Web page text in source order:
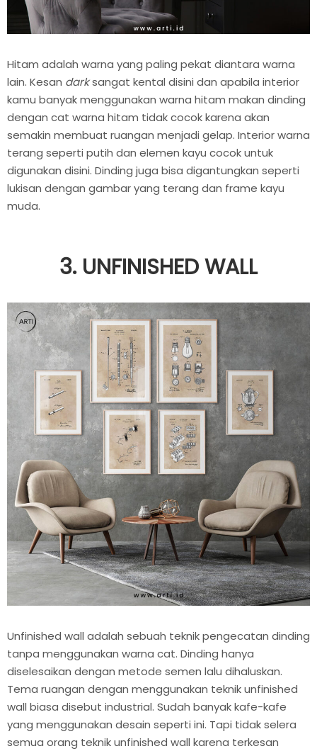
Hitam adalah warna yang paling pekat diantara warna
lain. Kesan darksangat kental disini dan apabila interior
kamu banyak menggunakan warna hitam makan dinding
dengan cat warna hitam tidak cocok karena akan
semakin membuat ruangan menjadi gelap. Interior warna
terang seperti putih dan elemen kayu cocok untuk
digunakan disini. Dinding juga bisa digantungkan seperti
lukisan dengan gambar yang terang dan frame kayu
muda.
3. UNFINISHED WALL
Unfinished wall adalah sebuah teknik pengecatan dinding
tanpa menggunakan warna cat. Dinding hanya
diselesaikan dengan metode semen lalu dihaluskan.
Tema ruangan dengan menggunakan teknik unfinished
wall biasa disebut industrial. Sudah banyak kafe-kafe
yang menggunakan desain seperti ini. Tapi tidak selera
semua orang teknik unfinished wall karena terkesan